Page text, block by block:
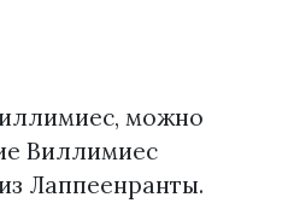
можно
Виллимиес
Лаппеенранты.